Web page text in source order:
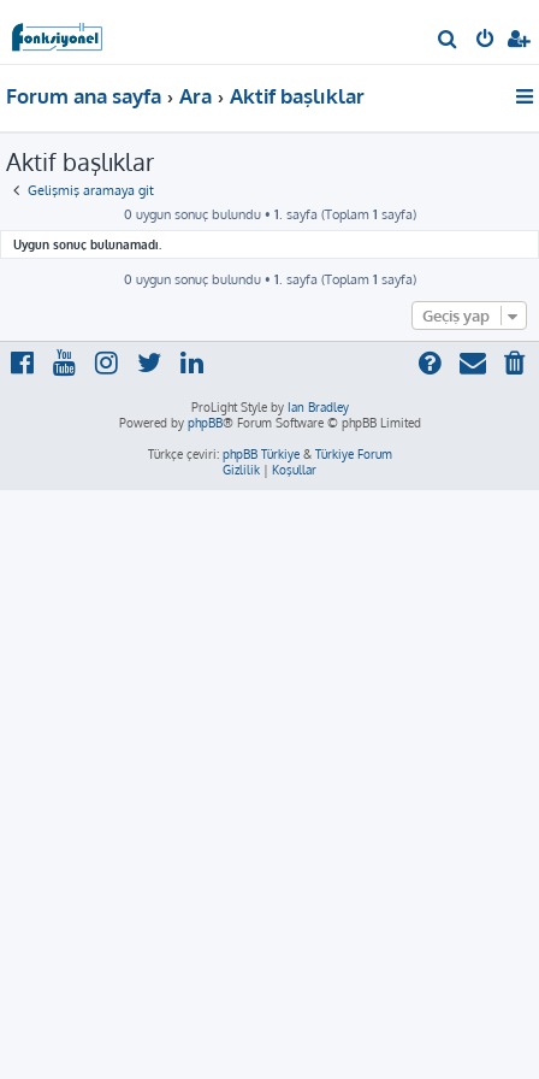
r
Forum ana sayfa Ara Aktif başlıklar
Aktif başlıklar
Gelişmiş aramaya git
0 uygun sonuç bulundu • 1 . sayfa (Toplam 1 sayfa)
Uygun sonuç bulunamadı.
0 uygun sonuç bulundu • 1 . sayfa (Toplam 1 sayfa)
Geçiş yap
ProLight Style by Ian Bradley
Powered by phpBB® Forum Software © phpBB Limited
Türkçe çeviri: phpBB Türkiye& Türkiye Forum
Gizlilik | Koşullar